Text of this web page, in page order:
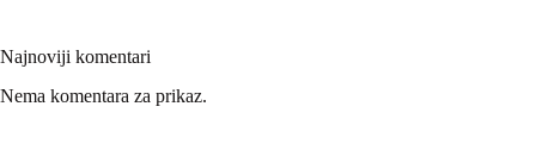
Najnoviji komentari
Nema komentara za prikaz.